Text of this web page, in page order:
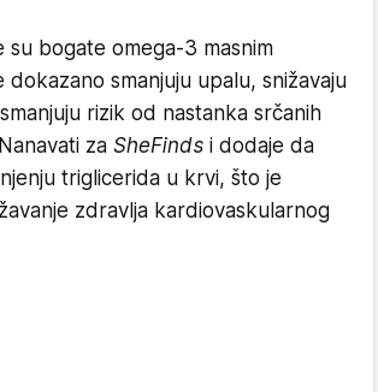
su bogate omega-3 masnim
dokazano smanjuju upalu, snižavaju
rizik od nastanka srčanih
za SheFinds i dodaje da
triglicerida u krvi, što je
zdravlja kardiovaskularnog